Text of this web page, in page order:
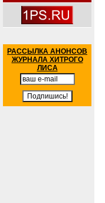
РАССЫЛКА АНОНСОВ
ЖУРНАЛА ХИТРОГО
ЛИСА